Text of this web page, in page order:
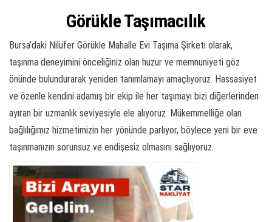
Görükle Taşımacılık
Bursa’daki Nilüfer Görükle Mahalle Evi Taşıma Şirketi olarak,
taşınma deneyimini önceliğiniz olan huzur ve memnuniyeti göz
önünde bulundurarak yeniden tanımlamayı amaçlıyoruz. Hassasiyet
ve özenle kendini adamış bir ekip ile her taşımayı bizi diğerlerinden
ayıran bir uzmanlık seviyesiyle ele alıyoruz. Mükemmelliğe olan
bağlılığımız hizmetimizin her yönünde parlıyor, böylece yeni bir eve
taşınmanızın sorunsuz ve endişesiz olmasını sağlıyoruz.